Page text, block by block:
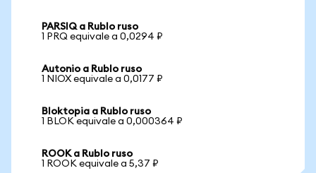
PARSIQ a Rublo ruso
1 PRQ equivale a 0,0294 ₽
Autonio a Rublo ruso
1 NIOX equivale a 0,0177 ₽
Bloktopia a Rublo ruso
1 BLOK equivale a 0,000364 ₽
ROOK a Rublo ruso
1 ROOK equivale a 5,37 ₽